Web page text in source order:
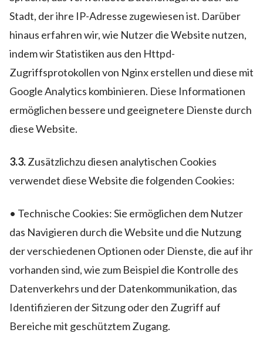
Stadt, der ihre IP-Adresse zugewiesen ist. Darüber
hinaus erfahren wir, wie Nutzer die Website nutzen,
indem wir Statistiken aus den Httpd-
Zugriffsprotokollen von Nginx erstellen und diese mit
Google Analytics kombinieren. Diese Informationen
ermöglichen bessere und geeignetere Dienste durch
diese Website.
3.3.Zusätzlichzu diesen analytischen Cookies
verwendet diese Website die folgenden Cookies:
• Technische Cookies: Sie ermöglichen dem Nutzer
das Navigieren durch die Website und die Nutzung
der verschiedenen Optionen oder Dienste, die auf ihr
vorhanden sind, wie zum Beispiel die Kontrolle des
Datenverkehrs und der Datenkommunikation, das
Identifizieren der Sitzung oder den Zugriff auf
Bereiche mit geschütztem Zugang.